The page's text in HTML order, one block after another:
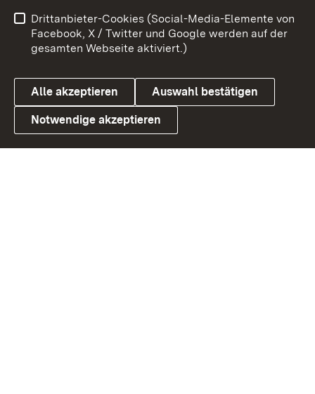
Link zum Landesportal
Benutzungshinweise
Barrierefreiheit
Datenschutz
Cookies
Drittanbieter-Cookies (Social-Media-Elemente von
Facebook, X / Twitter und Google werden auf der
gesamten Webseite aktiviert.)
Alle akzeptieren Auswahl bestätigen
Notwendige akzeptieren